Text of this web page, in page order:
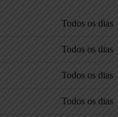
Todos os dias
Todos os dias
Todos os dias
Todos os dias